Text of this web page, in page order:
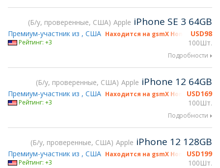
Б/у, проверенные, США Apple iPhone SE 3 64GB
USD98
100Шт.
Премиум-участник из , США Находится на gsmX Hong Kong 2026
Рейтинг: +3
Подробности
Б/у, проверенные, США Apple iPhone 12 64GB
USD169
100Шт.
Премиум-участник из , США Находится на gsmX Hong Kong 2026
Рейтинг: +3
Подробности
Б/у, проверенные, США Apple iPhone 12 128GB
USD199
100Шт.
Премиум-участник из , США Находится на gsmX Hong Kong 2026
Рейтинг: +3